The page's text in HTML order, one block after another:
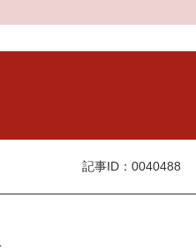
記事ID：0040488